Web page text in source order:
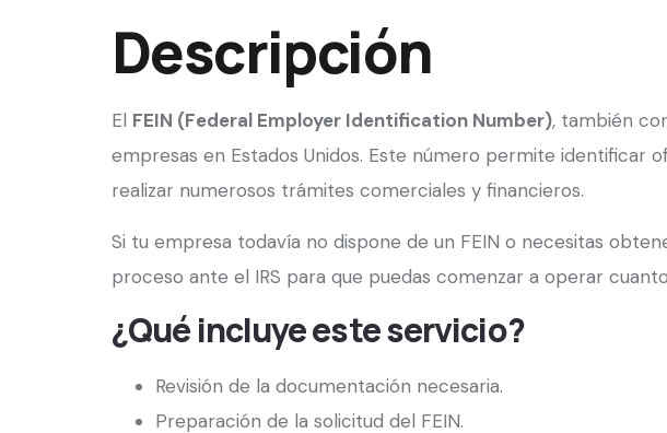
Descripción
El FEIN (Federal Employer Identification Number), también
empresas en Estados Unidos. Este número permite identificar
realizar numerosos trámites comerciales y financieros.
Si tu empresa todavía no dispone de un FEIN o necesitas
proceso ante el IRS para que puedas comenzar a operar
¿Qué incluye este servicio?
Revisión de la documentación necesaria.
Preparación de la solicitud del FEIN.